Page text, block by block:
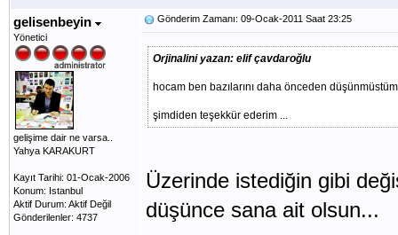
gelisenbeyin
Yönetici
gelişime dair ne varsa..
Yahya KARAKURT
Kayıt Tarihi: 01-Ocak-2006
Konum: Istanbul
Aktif Durum: Aktif Değil
Gönderilenler: 4737
Gönderim Zamanı: 09-Ocak-2011 Saat 23:25
Orjinalini yazan: elif çavdaroğlu
hocam ben bazılarını daha önceden
şimdiden teşekkür ederim ...
Üzerinde istediğin gibi
düşünce sana ait olsun...